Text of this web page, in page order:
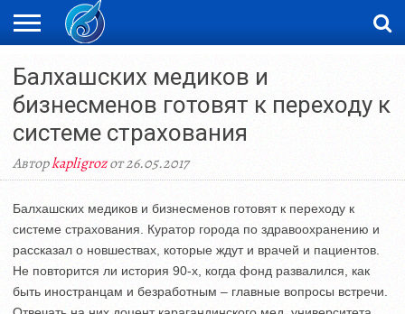
НОВОСТИ
ВИДЕО
ФОТОРЕПОРТАЖИ
ОРКЕН
Балхашских медиков и
бизнесменов готовят к переходу к
системе страхования
Авторkapligrozот 26.05.2017
Балхашских медиков и бизнесменов готовят к переходу к
системе страхования. Куратор города по здравоохранению и
рассказал о новшествах, которые ждут и врачей и пациентов.
Не повторится ли история 90-х, когда фонд развалился, как
быть иностранцам и безработным – главные вопросы встречи.